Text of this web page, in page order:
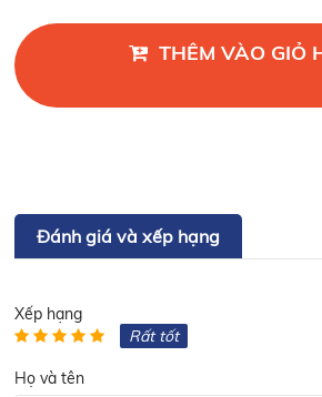
THÊM VÀO GIỎ
Đánh giá và xếp hạng
Xếp hạng
Rất tốt
Họ và tên